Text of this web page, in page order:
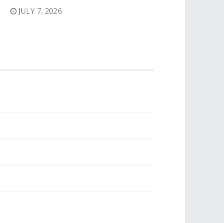
JULY 7, 2026